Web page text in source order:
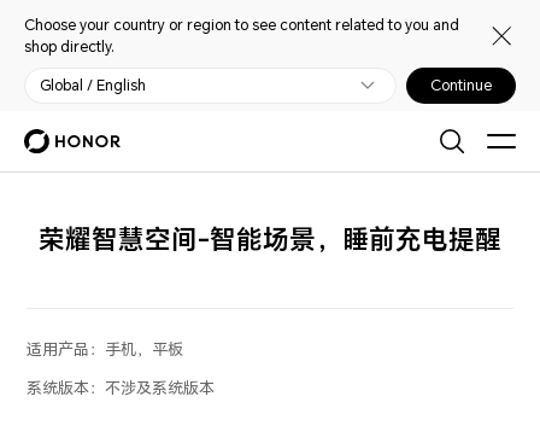
Choose your country or region to see content related to you and
shop directly.
Global / English Continue
荣耀智慧空间-智能场景，睡前充电提醒
适用产品： 手机，平板
系统版本：不涉及系统版本